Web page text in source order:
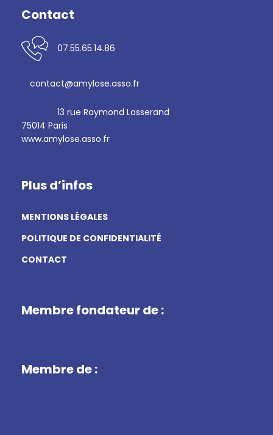
Contact
07.55.65.14.86
contact@amylose.asso.fr
13 rue Raymond Losserand
75014 Paris
www.amylose.asso.fr
Plus d’infos
MENTIONS LÉGALES
POLITIQUE DE CONFIDENTIALITÉ
CONTACT
Membre fondateur de :
Membre de :